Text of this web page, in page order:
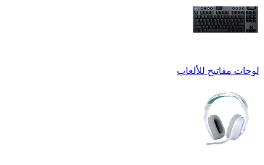
لوحات مفاتيح للألعاب